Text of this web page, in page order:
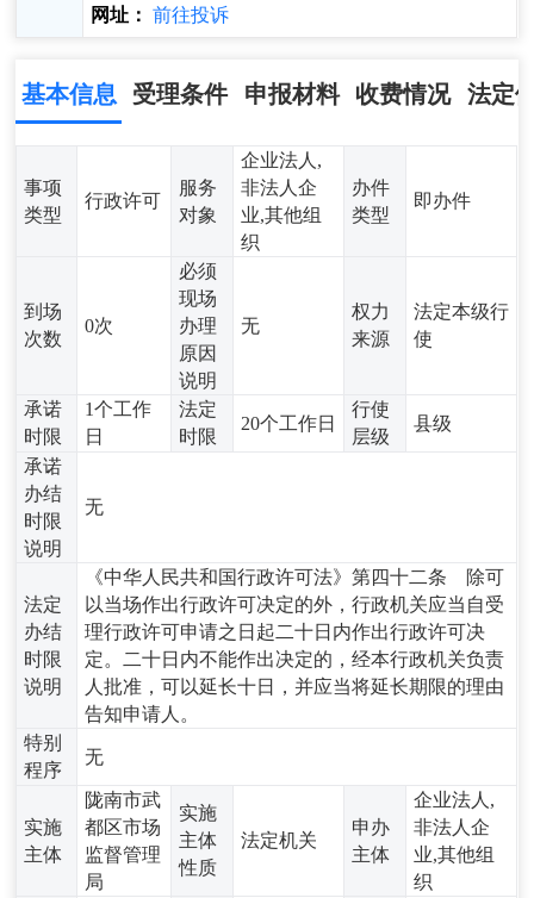
网址： 前往投诉
基本信息 受理条件 申报材料 收费情况 法定
事项
类型
行政许可
服务
对象
企业法人,
非法人企
业,其他组
织
办件
类型
即办件
到场
次数
0次
必须
现场
办理
原因
说明
无
权力
来源
法定本级行
使
承诺
时限
1个工作
日
法定
时限
20个工作日
行使
层级
县级
承诺
办结
时限
说明
无
法定
办结
时限
说明
《中华人民共和国行政许可法》第四十二条 除可
以当场作出行政许可决定的外，行政机关应当自受
理行政许可申请之日起二十日内作出行政许可决
定。二十日内不能作出决定的，经本行政机关负责
人批准，可以延长十日，并应当将延长期限的理由
告知申请人。
特别
程序
无
实施
主体
陇南市武
都区市场
监督管理
局
实施
主体
性质
法定机关
申办
主体
企业法人,
非法人企
业,其他组
织